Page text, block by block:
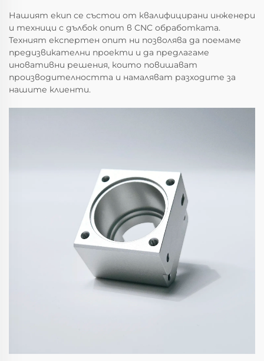
Нашият екип се състои от квалифицирани инженери
и техници с дълбок опит в CNC обработката.
Техният експертен опит ни позволява да поемаме
предизвикателни проекти и да предлагаме
иновативни решения, които повишават
производителността и намаляват разходите за
нашите клиенти.